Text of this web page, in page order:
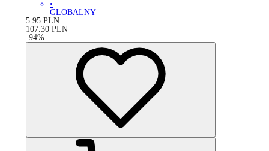
•
GLOBALNY
5.95 PLN
107.30 PLN
-94%